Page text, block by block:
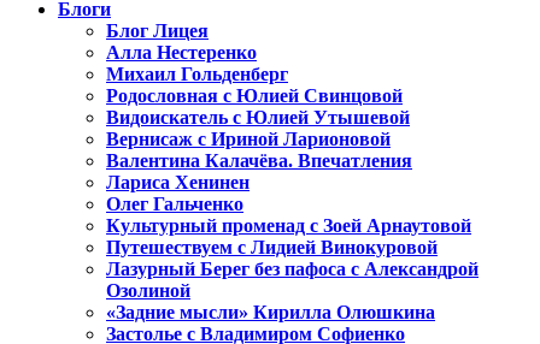
Блоги
Блог Лицея
Алла Нестеренко
Михаил Гольденберг
Родословная с Юлией Свинцовой
Видоискатель с Юлией Утышевой
Вернисаж с Ириной Ларионовой
Валентина Калачёва. Впечатления
Лариса Хенинен
Олег Гальченко
Культурный променад с Зоей Арнаутовой
Путешествуем с Лидией Винокуровой
Лазурный Берег без пафоса с Александрой
Озолиной
«Задние мысли» Кирилла Олюшкина
Застолье с Владимиром Софиенко